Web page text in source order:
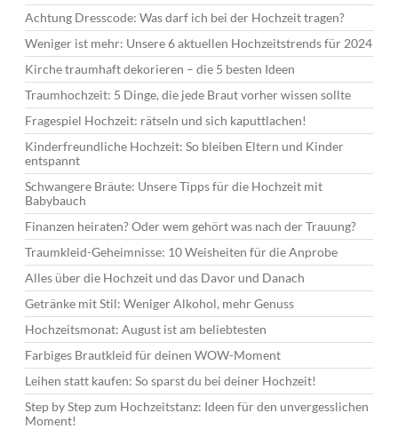
Achtung Dresscode: Was darf ich bei der Hochzeit tragen?
Weniger ist mehr: Unsere 6 aktuellen Hochzeitstrends für 2024
Kirche traumhaft dekorieren – die 5 besten Ideen
Traumhochzeit: 5 Dinge, die jede Braut vorher wissen sollte
Fragespiel Hochzeit: rätseln und sich kaputtlachen!
Kinderfreundliche Hochzeit: So bleiben Eltern und Kinder
entspannt
Schwangere Bräute: Unsere Tipps für die Hochzeit mit
Babybauch
Finanzen heiraten? Oder wem gehört was nach der Trauung?
Traumkleid-Geheimnisse: 10 Weisheiten für die Anprobe
Alles über die Hochzeit und das Davor und Danach
Getränke mit Stil: Weniger Alkohol, mehr Genuss
Hochzeitsmonat: August ist am beliebtesten
Farbiges Brautkleid für deinen WOW-Moment
Leihen statt kaufen: So sparst du bei deiner Hochzeit!
Step by Step zum Hochzeitstanz: Ideen für den unvergesslichen
Moment!